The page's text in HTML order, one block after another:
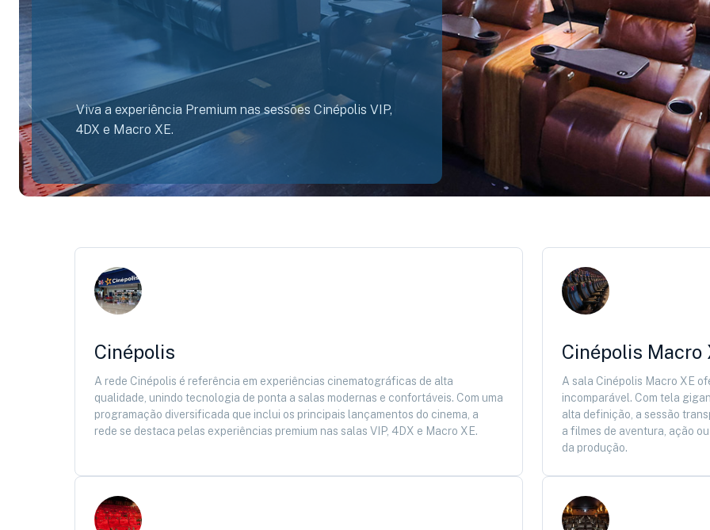
Viva a experiência Premium nas sessões Cinépolis VIP,
4DX e Macro XE.
Cinépolis
A rede Cinépolis é referência em experiências cinematográficas de alta
qualidade, unindo tecnologia de ponta a salas modernas e confortáveis. Com uma
programação diversificada que inclui os principais lançamentos do cinema, a
rede se destaca pelas experiências premium nas salas VIP, 4DX e Macro XE.
Cinépolis Macro
A sala Cinépolis Macro XE
incomparável. Com tela
alta definição, a sessão
a filmes de aventura, ação
da produção.